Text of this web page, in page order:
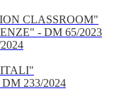
CLASSROOM"
- DM 65/2023
233/2024